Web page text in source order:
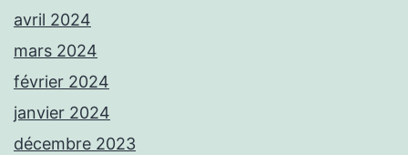
avril 2024
mars 2024
février 2024
janvier 2024
décembre 2023